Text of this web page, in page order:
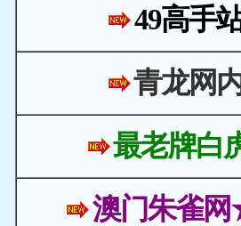
49高手
青龙网
最老牌白
澳门朱雀